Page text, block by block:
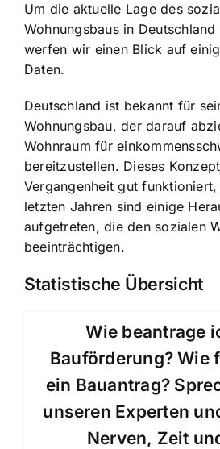
Um die aktuelle Lage des
Wohnungsbaus in
werfen wir einen Blick auf
Daten.
Deutschland ist bekannt für
Wohnungsbau, der darauf
Wohnraum für
bereitzustellen. Dieses
Vergangenheit gut
letzten Jahren sind einige
aufgetreten, die den sozialen
beeinträchtigen.
Statistische Übersicht
Wie beantrage
Bauförderung? Wie
ein Bauantrag?
unseren Experten
Nerven, Zeit